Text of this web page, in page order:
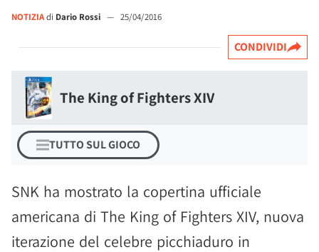
NOTIZIAdi Dario Rossi — 25/04/2016
CONDIVIDI
The King of Fighters XIV
TUTTO SUL GIOCO
SNK ha mostrato la copertina ufficiale
americana di The King of Fighters XIV, nuova
iterazione del celebre picchiaduro in